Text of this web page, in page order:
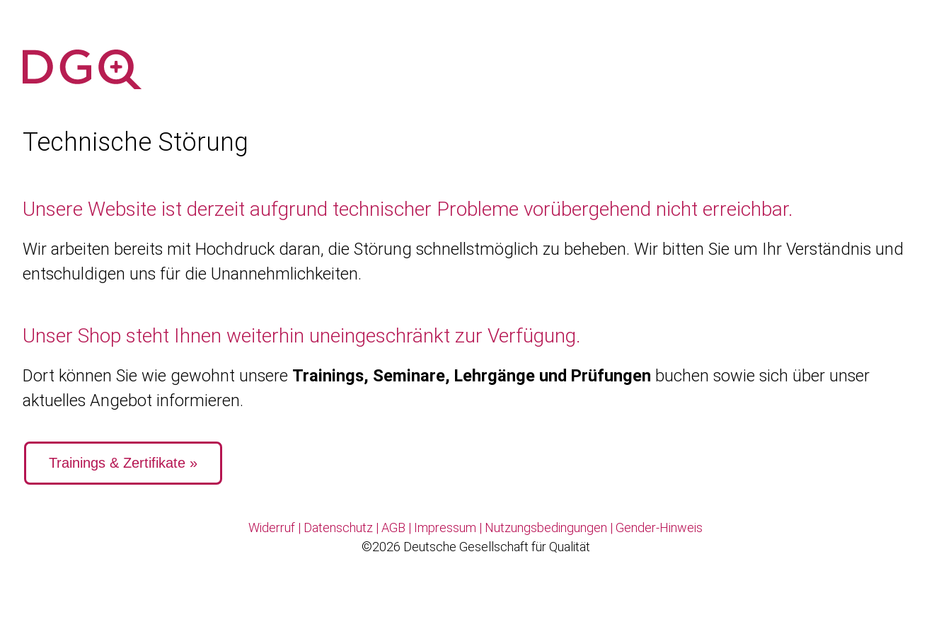
Technische Störung
Unsere Website ist derzeit aufgrund technischer Probleme vorübergehend nicht erreichbar.
Wir arbeiten bereits mit Hochdruck daran, die Störung schnellstmöglich zu beheben. Wir bitten Sie um Ihr Verständnis und
entschuldigen uns für die Unannehmlichkeiten.
Unser Shop steht Ihnen weiterhin uneingeschränkt zur Verfügung.
Dort können Sie wie gewohnt unsere Trainings, Seminare, Lehrgänge und Prüfungen buchen sowie sich über unser
aktuelles Angebot informieren.
Trainings & Zertifikate »
Widerruf | Datenschutz | AGB | Impressum | Nutzungsbedingungen | Gender-Hinweis
©2026 Deutsche Gesellschaft für Qualität